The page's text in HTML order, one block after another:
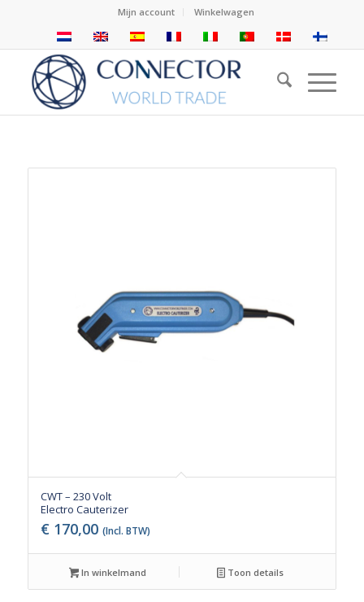
Mijn account Winkelwagen
CWT – 230 Volt
Electro Cauterizer
€ 170,00 (Incl. BTW)
In winkelmand Toon details